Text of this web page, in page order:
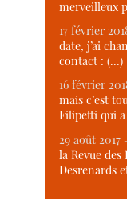
merveilleux
17 février
date, j’ai
contact : (…)
16 février
mais c’est
Filipetti qui
29 août 2017
la Revue des
Desrenards